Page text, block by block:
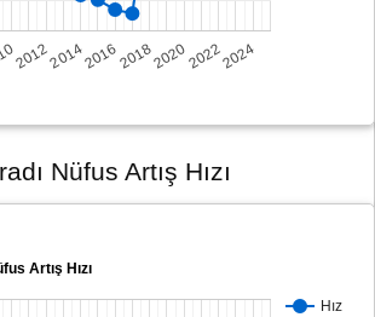
2012201420162018202020222024
Nüfus Artış Hızı
Artış Hızı
Hız